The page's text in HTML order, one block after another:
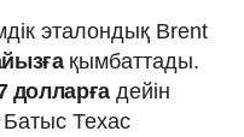
эталондық Brent
қымбаттады.
долларғадейін
Батыс Техас